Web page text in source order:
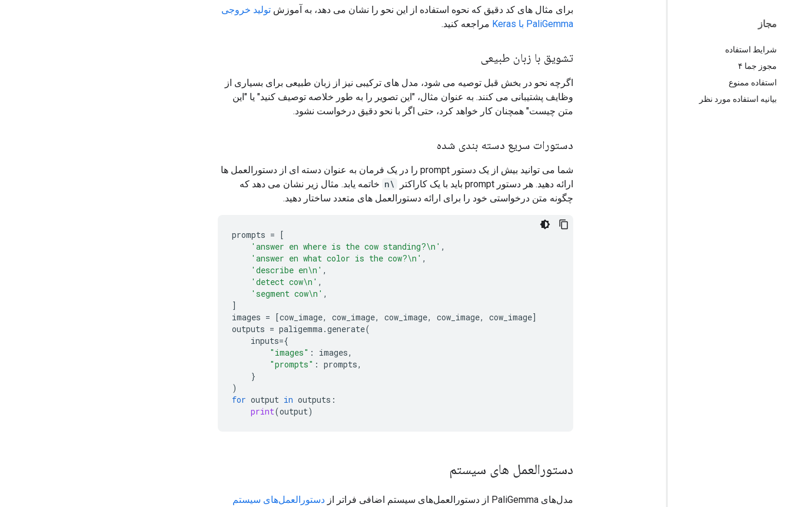
مجاز
شرایط استفاده
مجوز جما ۴
استفاده ممنوع
بیانیه استفاده مورد نظر
برای مثال های کد دقیق که نحوه استفاده از این نحو را نشان می دهد، به آموزش تولید خروجی
PaliGemma با Keras
مراجعه کنید.
تشویق با زبان طبیعی
اگرچه نحو در بخش قبل توصیه می شود، مدل های ترکیبی نیز از زبان طبیعی برای بسیاری از
وظایف پشتیبانی می کنند. به عنوان مثال، "این تصویر را به طور خلاصه توصیف کنید" یا "این
متن چیست" همچنان کار خواهد کرد، حتی اگر با نحو دقیق درخواست نشود.
دستورات سریع دسته بندی شده
شما می توانید بیش از یک دستور prompt را در یک فرمان به عنوان دسته ای از دستورالعمل ها
ارائه دهید. هر دستور prompt باید با یک کاراکتر
\n
خاتمه یابد. مثال زیر نشان می دهد که
چگونه متن درخواستی خود را برای ارائه دستورالعمل های متعدد ساختار دهید.
prompts = [
'answer en where is the cow standing?\n ' ,
'answer en what color is the cow?\n ' ,
'describe en\n ' ,
'detect cow\n ' ,
'segment cow\n ' ,
]
images = [cow_image, cow_image, cow_image, cow_image, cow_image]
outputs = paligemma.generate(
inputs={
"images" : images,
"prompts" : prompts,
}
)
for output in outputs :
print(output)
دستورالعمل های سیستم
مدل‌های PaliGemma از دستورالعمل‌های سیستم اضافی فراتر از دستورالعمل‌های سیستم